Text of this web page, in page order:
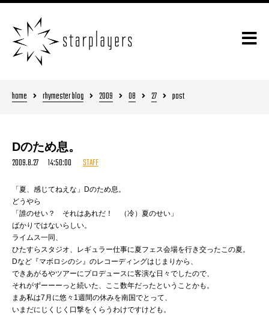
home rhymester blog 2009 08 27 post
Dのため息。
2009.8.27 14:50:00 STAFF
「夏、感じてねえな」Dのため息。
どうやら
「誰のせい？ それはあれだ！ （冷）夏のせい」
ばかりではないらしい。
ライムス一同、
ひたすらスタジオ、レギュラー仕事に夏フェス会場を行き交ったこの夏。
Dなど『マボロシのシ』のレコーディングはじまりから、
できあがるやツアーにプロデュースに客演な日々でしたので、
それがずーーーっと続いた、ここ数年だったということかも。
まあ私は7月に悠々1週間の休みを南国でとって、
いまだにじくじく口撃をくらうわけですけども。